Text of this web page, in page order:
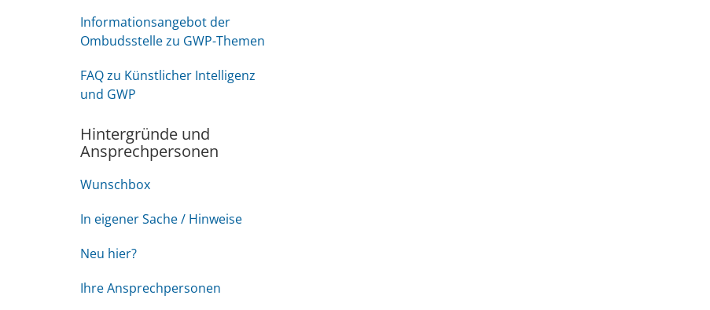
Informationsangebot der
Ombudsstelle zu GWP-Themen
FAQ zu Künstlicher Intelligenz
und GWP
Hintergründe und
Ansprechpersonen
Wunschbox
In eigener Sache / Hinweise
Neu hier?
Ihre Ansprechpersonen